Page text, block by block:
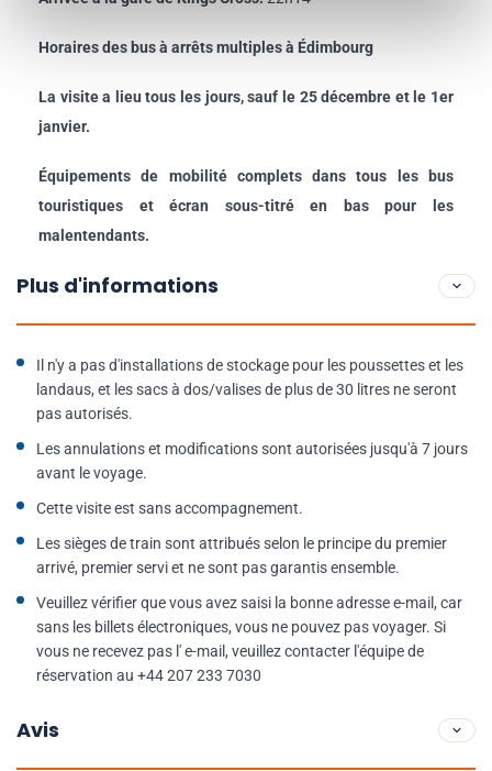
Horaires des bus à arrêts multiples à Édimbourg
La visite a lieu tous les jours, sauf le 25 décembre et le 1er
janvier.
Équipements de mobilité complets dans tous les bus
touristiques et écran sous-titré en bas pour les
malentendants.
Plus d'informations
Il n'y a pas d'installations de stockage pour les poussettes et les
landaus, et les sacs à dos/valises de plus de 30 litres ne seront
pas autorisés.
Les annulations et modifications sont autorisées jusqu'à 7 jours
avant le voyage.
Cette visite est sans accompagnement.
Les sièges de train sont attribués selon le principe du premier
arrivé, premier servi et ne sont pas garantis ensemble.
Veuillez vérifier que vous avez saisi la bonne adresse e-mail, car
sans les billets électroniques, vous ne pouvez pas voyager. Si
vous ne recevez pas l' e-mail, veuillez contacter l'équipe de
réservation au +44 207 233 7030
Avis